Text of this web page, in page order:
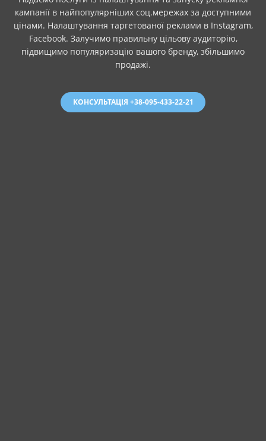
кампанії в найпопулярніших соц.мережах за доступними
цінами. Налаштування таргетованої реклами в Instagram,
Facebook. Залучимо правильну цільову аудиторію,
підвищимо популяризацію вашого бренду, збільшимо
продажі.
КОНСУЛЬТАЦІЯ +38-095-433-22-21